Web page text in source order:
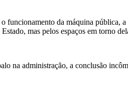
da máquina pública,
mas pelos espaços em torno
na administração, a conclusão